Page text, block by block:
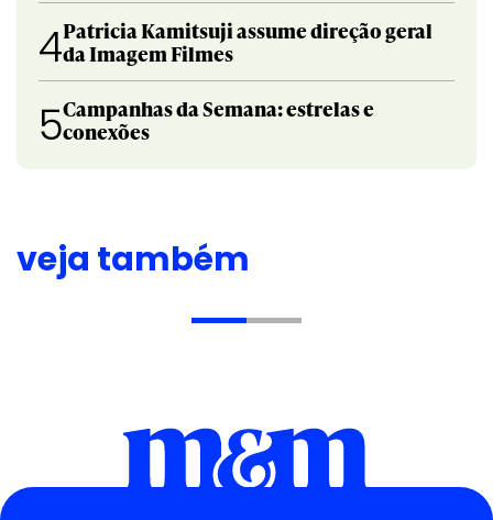
4Patricia Kamitsuji assume direção geral
da Imagem Filmes
5Campanhas da Semana: estrelas e
conexões
veja também